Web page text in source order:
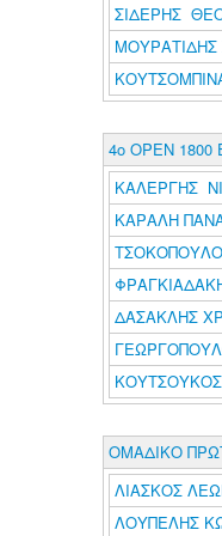
ΣΙΔΕΡΗΣ
4ο ΟΡΕΝ
ΚΑΛΕΡΓΗΣ
ΚΑΡΑΛΗ
ΔΑΣΑΚΛΗΣ
ΟΜΑΔΙΚΟ
ΛΙΑΣΚΟΣ
ΛΟΥΠΕΛΗΣ